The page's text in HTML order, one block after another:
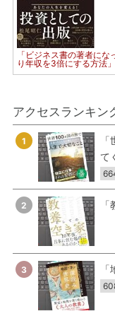
「ビジネス書の著者にな
り年収を3倍にする方法
アクセスランキン
1
て
2
3